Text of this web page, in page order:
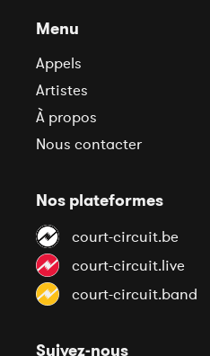
Menu
Appels
Artistes
À propos
Nous contacter
Nos plateformes
court-circuit.be
court-circuit.live
court-circuit.band
Suivez-nous